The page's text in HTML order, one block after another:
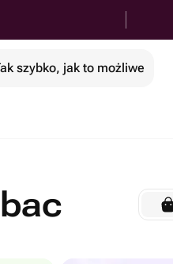
szybko, jak to możliwe